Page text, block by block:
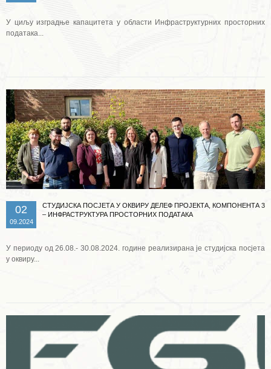
У циљу изградње капацитета у области Инфраструктурних просторних
података...
02
09.2024
СТУДИЈСКА ПОСЈЕТА У ОКВИРУ ДЕЛЕФ ПРОЈЕКТА, КОМПОНЕНТА 3
– ИНФРАСТРУКТУРА ПРОСТОРНИХ ПОДАТАКА
У периоду од 26.08.- 30.08.2024. године реализирана је студијска посјета
у оквиру...